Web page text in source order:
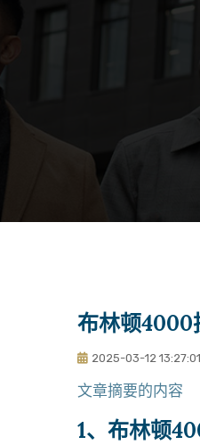
布林顿4000
2025-03-12 13:27:01
文章摘要的内容
1、布林顿